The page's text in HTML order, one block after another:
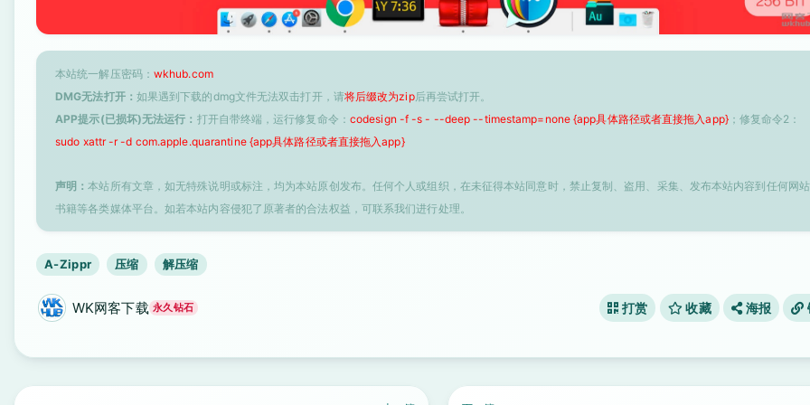
本站统一解压密码： wkhub.com
DMG无法打开： 如果遇到下载的dmg文件无法双击打开，请将后缀改为zip后再尝试打开。
APP提示(已损坏)无法运行： 打开自带终端，运行修复命令： codesign -f -s - --deep --timestamp=none {app具体路径或者直接拖入app}；修复命令2：
sudo xattr -r -d com.apple.quarantine {app具体路径或者直接拖入app}
声明：本站所有文章，如无特殊说明或标注，均为本站原创发布。任何个人或组织，在未征得本站同意时，禁止复制、盗用、采集、发布本站内容到任何网
书籍等各类媒体平台。如若本站内容侵犯了原著者的合法权益，可联系我们进行处理。
A-Zippr 压缩 解压缩
WK网客下载 永久钻石 打赏 收藏 海报